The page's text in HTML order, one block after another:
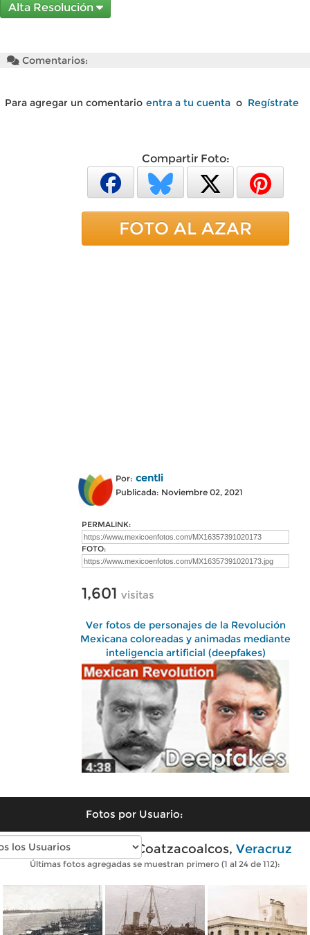
Alta Resolución
Comentarios:
Para agregar un comentario entra a tu cuenta o Regístrate
Compartir Foto:
FOTO AL AZAR
Por: centli
Publicada: Noviembre 02, 2021
PERMALINK:
FOTO:
1,601 visitas
Ver fotos de personajes de la Revolución
Mexicana coloreadas y animadas mediante
inteligencia artificial (deepfakes)
Fotos por Usuario:
Fotos antiguas de Coatzacoalcos, Veracruz
Últimas fotos agregadas se muestran primero (1 al 24 de 112):